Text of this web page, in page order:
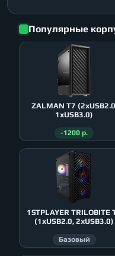
Популярные
ZALMAN T7
1xUSB3.0)
-1200 р.
1STPLAYER TRILOBITE
(1xUSB2.0, 2xUSB3.0)
Базовый